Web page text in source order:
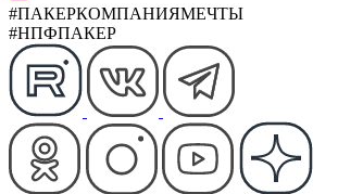
#ПАКЕРКОМПАНИЯМЕЧТЫ
#НПФПАКЕР